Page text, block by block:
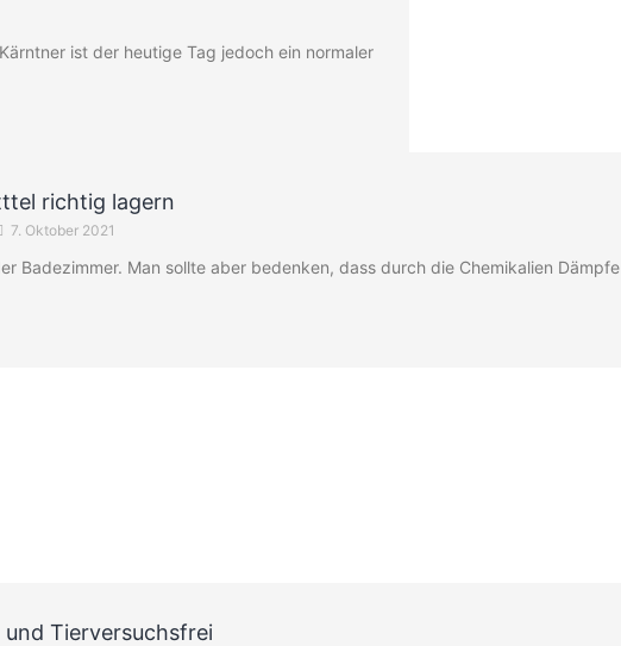
ist der heutige Tag jedoch ein normaler
richtig lagern
7. Oktober 2021
Badezimmer. Man sollte aber bedenken, dass durch die Chemikalien Dämpfe
und Tierversuchsfrei